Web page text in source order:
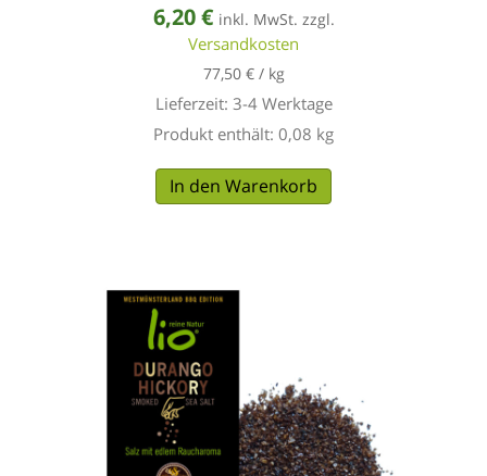
6,20€ inkl. MwSt. zzgl.
Versandkosten
77,50 €/ kg
Lieferzeit: 3-4 Werktage
Produkt enthält: 0,08 kg
In den Warenkorb